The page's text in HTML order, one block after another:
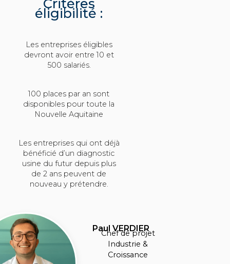
Critères
éligibilité :
Les entreprises éligibles
devront avoir entre 10 et
500 salariés.
100 places par an sont
disponibles pour toute la
Nouvelle Aquitaine
Les entreprises qui ont déjà
bénéficié d’un diagnostic
usine du futur depuis plus
de 2 ans peuvent de
nouveau y prétendre.
Paul VERDIER
Chef de projet
Industrie &
Croissance